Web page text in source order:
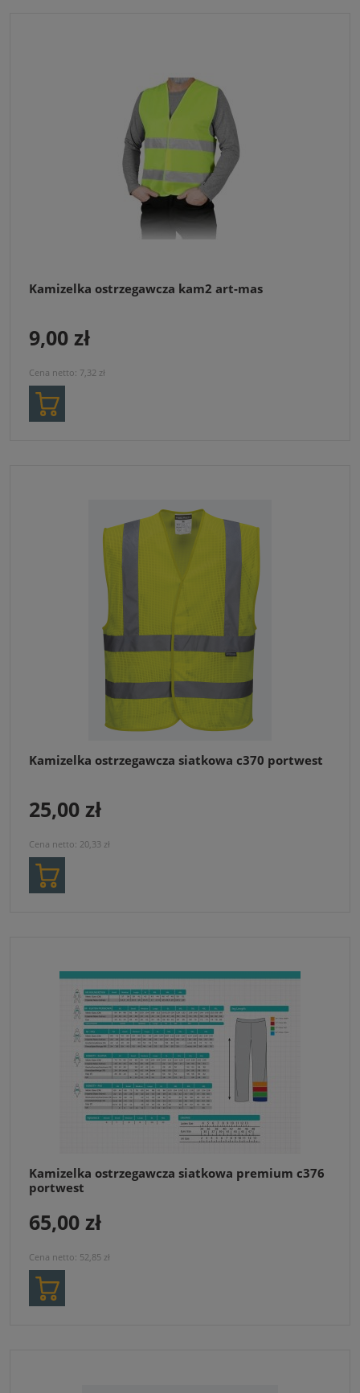
Kamizelka ostrzegawcza kam2 art-mas
9,00 zł
Cena netto: 7,32 zł
Kamizelka ostrzegawcza siatkowa c370 portwest
25,00 zł
Cena netto: 20,33 zł
Kamizelka ostrzegawcza siatkowa premium c376
portwest
65,00 zł
Cena netto: 52,85 zł